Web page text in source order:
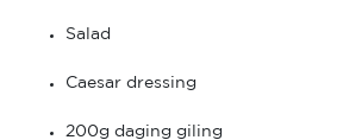
Salad
Caesar dressing
200g daging giling